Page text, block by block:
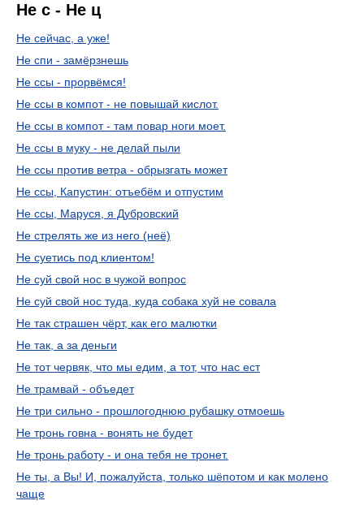
Не с - Не ц
Не сейчас, а уже!
Не спи - замёрзнешь
Не ссы - прорвёмся!
Не ссы в компот - не повышай кислот.
Не ссы в компот - там повар ноги моет.
Не ссы в муку - не делай пыли
Не ссы против ветра - обрызгать может
Не ссы, Капустин: отъебём и отпустим
Не ссы, Маруся, я Дубровский
Не стрелять же из него (неё)
Не суетись под клиентом!
Не суй свой нос в чужой вопрос
Не суй свой нос туда, куда собака хуй не совала
Не так страшен чёрт, как его малютки
Не так, а за деньги
Не тот червяк, что мы едим, а тот, что нас ест
Не трамвай - объедет
Не три сильно - прошлогоднюю рубашку отмоешь
Не тронь говна - вонять не будет
Не тронь работу - и она тебя не тронет.
Не ты, а Вы! И, пожалуйста, только шёпотом и как молено
чаще